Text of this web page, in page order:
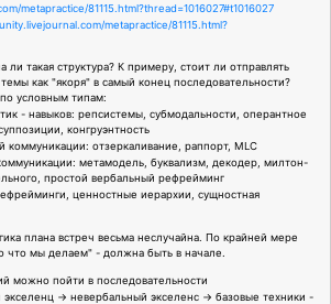
metapractice/81115.html?thread=1016027#t1016027
metapractice/81115.html?
ли такая структура? К примеру, стоит ли отправлять
как "якоря" в самый конец последовательности?
условным типам:
- навыков: репсистемы, субмодальности, оперантное
конгруэнтность
коммуникации: отзеркаливание, раппорт, MLC
метамодель, буквализм, декодер, милтон-
простой вербальный рефрейминг
ценностные иерархии, сущностная
плана встреч весьма неслучайна. По крайней мере
что мы делаем" - должна быть в начале.
можно пойти в последовательности
-> невербальный экселенс -> базовые техники -